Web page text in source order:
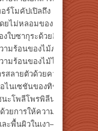
ร์โมคัปเปิลถึง 1300°C ด้ว
ยไม่หลอมของแผ่นอะลูมิเ
ใบซากุระด้วยอินฟราเรดเ
มร้อนของไม้ภายในหลอด
มร้อนของไม้ไผ่ภายในหล
สลายตัวด้วยความร้อนขอ
ไนเซชันของทิชชู่เปียกใน
ะโพลีโพรพิลีน (PP) จากก
ยการให้ความร้อนอินฟราเ
ละพื้นผิวในเงา— การทด